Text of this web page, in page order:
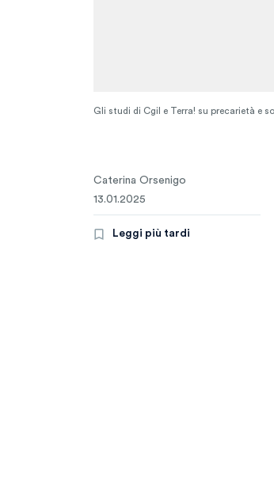
Gli studi di Cgil e Terra! su precarietà e
Caterina Orsenigo
13.01.2025
Leggi più tardi